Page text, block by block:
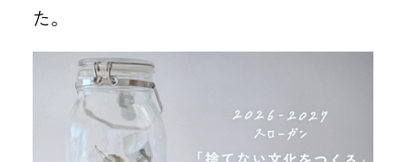
た。